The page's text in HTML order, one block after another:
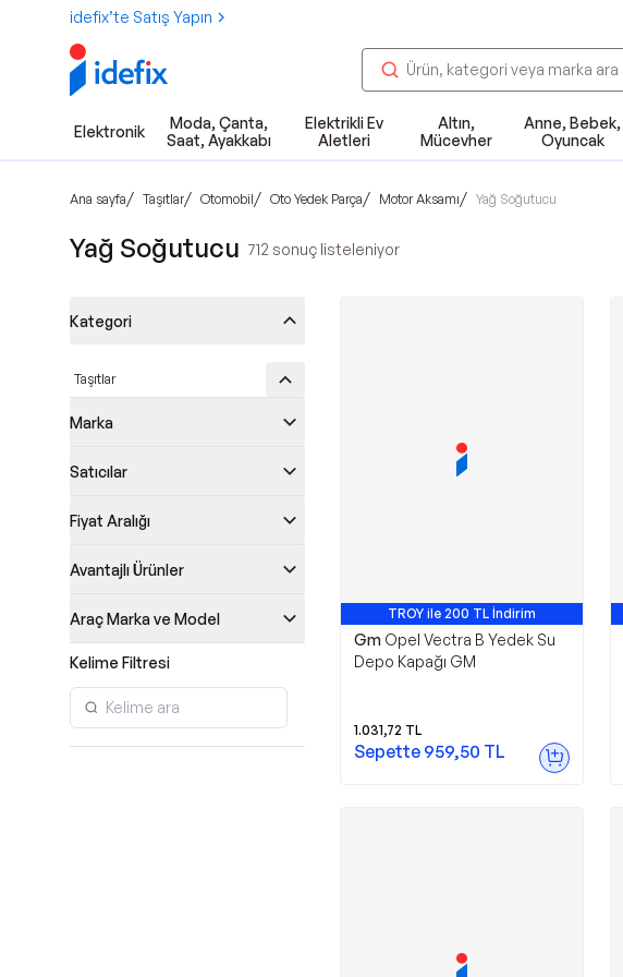
idefix’te Satış Yapın
Elektronik
Moda, Çanta,
Saat, Ayakkabı
Elektrikli Ev
Aletleri
Altın,
Mücevher
Anne, Bebek,
Oyuncak
Ana sayfa/ Taşıtlar/ Otomobil/ Oto Yedek Parça/ Motor Aksamı/ Yağ Soğutucu
Yağ Soğutucu 712 sonuç listeleniyor
Kategori
Taşıtlar
Marka
Satıcılar
Fiyat Aralığı
Avantajlı Ürünler
Araç Marka ve Model
Kelime Filtresi
TROY ile 200 TL İndirim
Gm Opel Vectra B Yedek Su
Depo Kapağı GM
1.031,72 TL
Sepette 959,50 TL